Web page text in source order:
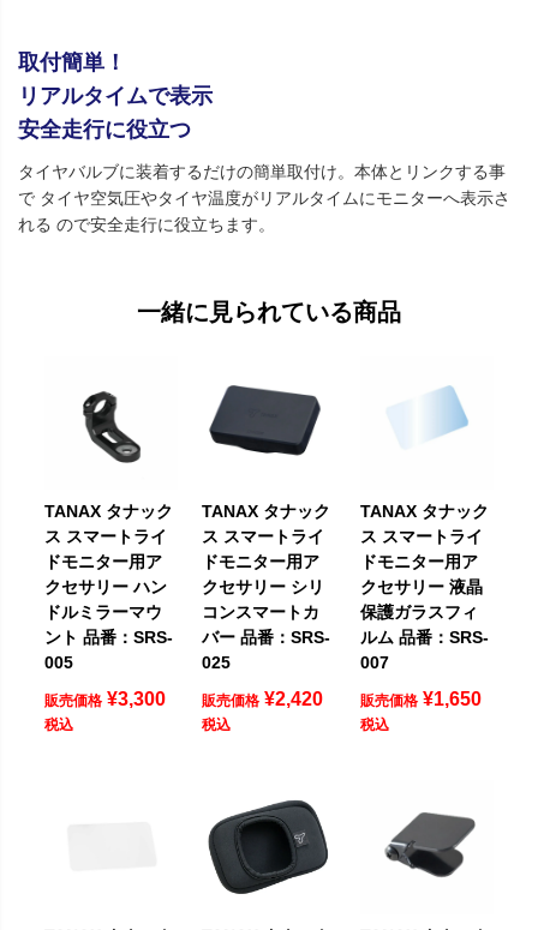
取付簡単！
リアルタイムで表示
安全走行に役立つ
タイヤバルブに装着するだけの簡単取付け。本体とリンクする事
で タイヤ空気圧やタイヤ温度がリアルタイムにモニターへ表示さ
れる ので安全走行に役立ちます。
一緒に見られている商品
TANAX タナック
ス スマートライ
ドモニター用ア
クセサリー ハン
ドルミラーマウ
ント 品番：SRS-
005
販売価格 ¥3,300
税込
TANAX タナック
ス スマートライ
ドモニター用ア
クセサリー シリ
コンスマートカ
バー 品番：SRS-
025
販売価格 ¥2,420
税込
TANAX タナック
ス スマートライ
ドモニター用ア
クセサリー 液晶
保護ガラスフィ
ルム 品番：SRS-
007
販売価格 ¥1,650
税込